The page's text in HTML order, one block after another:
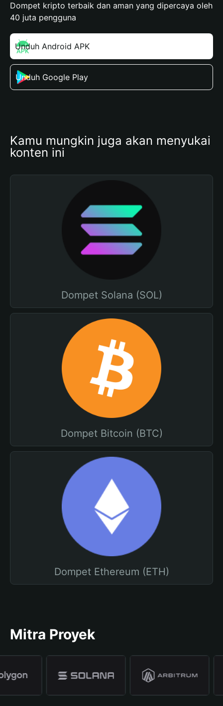
Dompet kripto terbaik dan aman yang dipercaya oleh
40 juta pengguna
Unduh Android APK
Unduh Google Play
Kamu mungkin juga akan menyukai
konten ini
Dompet Solana (SOL)
Dompet Bitcoin (BTC)
Dompet Ethereum (ETH)
Mitra Proyek